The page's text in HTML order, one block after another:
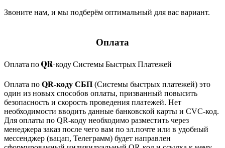
Звоните нам, и мы подберём оптимальный для вас вариант.
Оплата
Оплата по QR-коду Системы Быстрых Платежей
Оплата по QR-коду СБП (Системы быстрых платежей) это
один из новых способов оплаты, призванный повысить
безопасность и скорость проведения платежей. Нет
необходимости вводить данные банковской карты и CVC-код.
Для оплаты по QR-коду необходимо разместить через
менеджера заказ после чего вам по эл.почте или в удобный
мессенджер (вацап, Телеграмм) будет направлен